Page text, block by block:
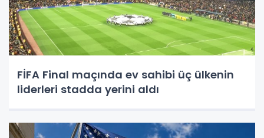
FİFA Final maçında ev sahibi üç ülkenin
liderleri stadda yerini aldı